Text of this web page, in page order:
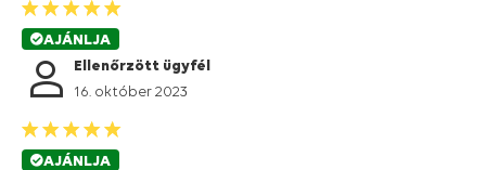
AJÁNLJA
Ellenőrzött ügyfél
16. október 2023
AJÁNLJA